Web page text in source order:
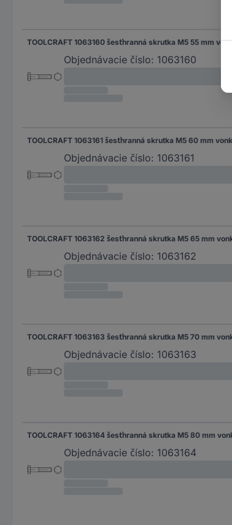
Objednávacie číslo: 1063160
Objednávacie číslo: 1063161
Objednávacie číslo: 1063162
Objednávacie číslo: 1063163
Objednávacie číslo: 1063164